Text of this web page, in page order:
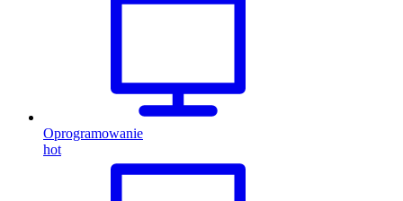
Oprogramowanie
hot